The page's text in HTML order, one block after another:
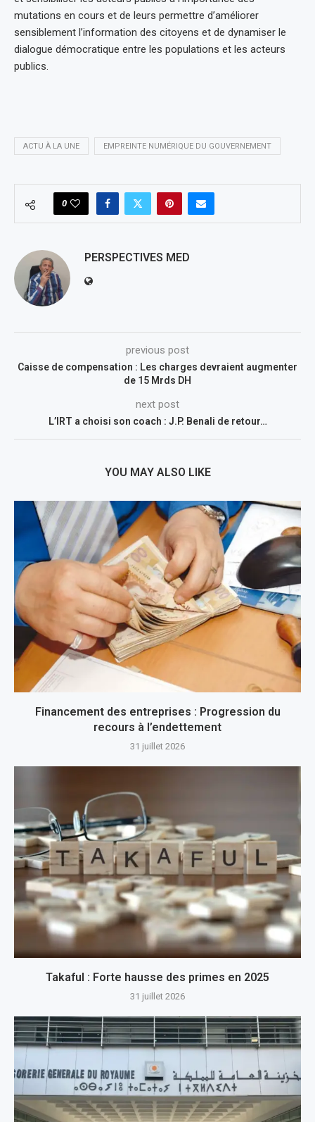
mutations en cours et de leurs permettre d’améliorer
sensiblement l’information des citoyens et de dynamiser le
dialogue démocratique entre les populations et les acteurs
publics.
ACTU À LA UNE EMPREINTE NUMÉRIQUE DU GOUVERNEMENT
0
PERSPECTIVES MED
previous post
Caisse de compensation : Les charges devraient augmenter
de 15 Mrds DH
next post
L’IRT a choisi son coach : J.P. Benali de retour…
YOU MAY ALSO LIKE
Financement des entreprises : Progression du
recours à l’endettement
31 juillet 2026
Takaful : Forte hausse des primes en 2025
31 juillet 2026